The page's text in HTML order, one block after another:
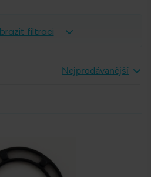
filtraci
Nejprodávanější